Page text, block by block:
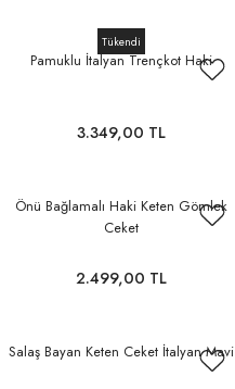
Tükendi
Pamuklu İtalyan Trençkot Haki
3.349,00 TL
Önü Bağlamalı Haki Keten Gömlek
Ceket
2.499,00 TL
Salaş Bayan Keten Ceket İtalyan Mavi